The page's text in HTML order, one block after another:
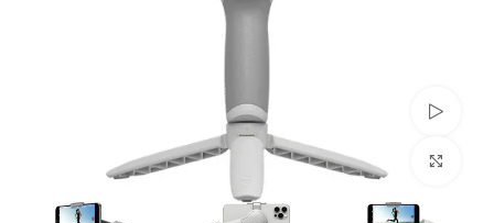
Click to enlarge